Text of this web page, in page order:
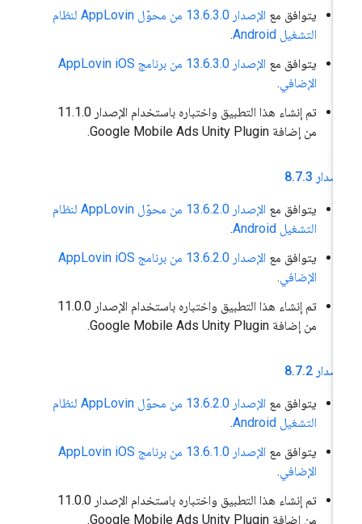
يتوافق مع
الإصدار 13.6.3.0 من محوّل AppLovin لنظام
التشغيل Android
.
يتوافق مع
الإصدار 13.6.3.0 من برنامج AppLovin iOS
الإضافي.
تم إنشاء هذا التطبيق واختباره باستخدام الإصدار 11.1.0
من إضافة Google Mobile Ads Unity Plugin.
8
. 7.3
يتوافق مع
الإصدار 13.6.2.0 من محوّل AppLovin لنظام
التشغيل Android
.
يتوافق مع
الإصدار 13.6.2.0 من برنامج AppLovin iOS
الإضافي.
تم إنشاء هذا التطبيق واختباره باستخدام الإصدار 11.0.0
من إضافة Google Mobile Ads Unity Plugin.
8
. 7.2
يتوافق مع
الإصدار 13.6.2.0 من محوّل AppLovin لنظام
التشغيل Android
.
يتوافق مع
الإصدار 13.6.1.0 من برنامج AppLovin iOS
الإضافي.
تم إنشاء هذا التطبيق واختباره باستخدام الإصدار 11.0.0
من إضافة Google Mobile Ads Unity Plugin.